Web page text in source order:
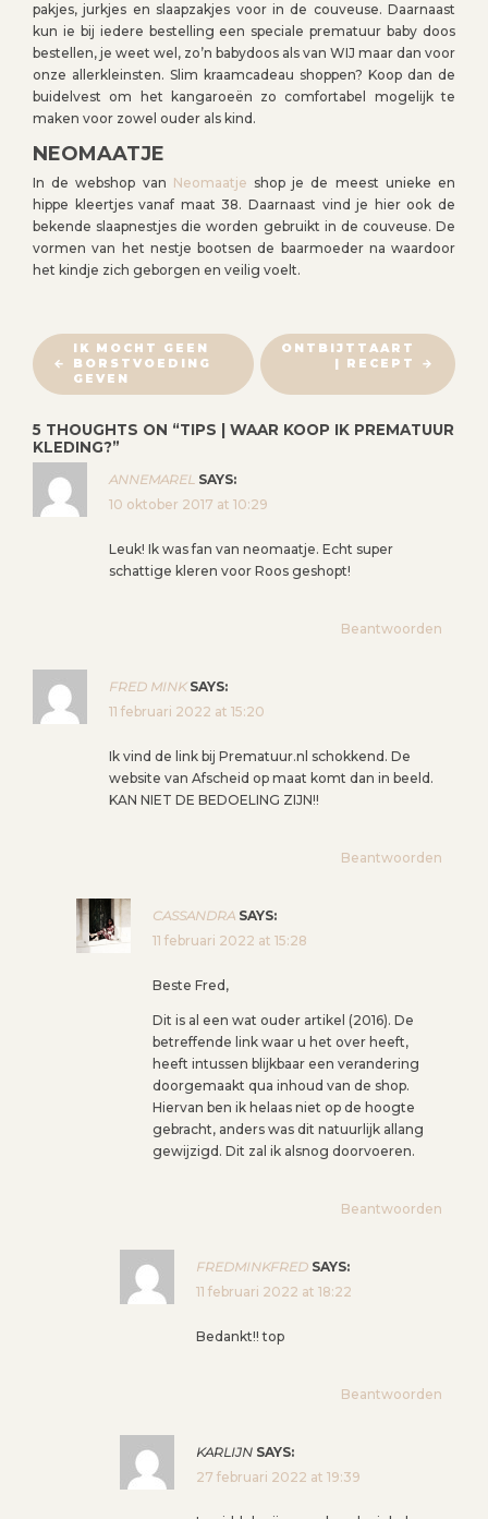
pakjes, jurkjes en slaapzakjes voor in de couveuse. Daarnaast
kun ie bij iedere bestelling een speciale prematuur baby doos
bestellen, je weet wel, zo’n babydoos als van WIJ maar dan voor
onze allerkleinsten. Slim kraamcadeau shoppen? Koop dan de
buidelvest om het kangaroeën zo comfortabel mogelijk te
maken voor zowel ouder als kind.
NEOMAATJE
In de webshop van Neomaatje shop je de meest unieke en
hippe kleertjes vanaf maat 38. Daarnaast vind je hier ook de
bekende slaapnestjes die worden gebruikt in de couveuse. De
vormen van het nestje bootsen de baarmoeder na waardoor
het kindje zich geborgen en veilig voelt.
B
E
I
C
H
T
A
I
IK MOCHT GEEN
BORSTVOEDING
GEVEN
ONTBIJTTAART
| RECEPT
5 THOUGHTS ON “TIPS | WAAR KOOP IK PREMATUUR
KLEDING?”
ANNEMAREL SAYS:
10 oktober 2017 at 10:29
Leuk! Ik was fan van neomaatje. Echt super
schattige kleren voor Roos geshopt!
Beantwoorden
FRED MINK SAYS:
11 februari 2022 at 15:20
Ik vind de link bij Prematuur.nl schokkend. De
website van Afscheid op maat komt dan in beeld.
KAN NIET DE BEDOELING ZIJN!!
Beantwoorden
CASSANDRA SAYS:
11 februari 2022 at 15:28
Beste Fred,
Dit is al een wat ouder artikel (2016). De
betreffende link waar u het over heeft,
heeft intussen blijkbaar een verandering
doorgemaakt qua inhoud van de shop.
Hiervan ben ik helaas niet op de hoogte
gebracht, anders was dit natuurlijk allang
gewijzigd. Dit zal ik alsnog doorvoeren.
Beantwoorden
FREDMINKFRED SAYS:
11 februari 2022 at 18:22
Bedankt!! top
Beantwoorden
KARLIJN SAYS:
27 februari 2022 at 19:39